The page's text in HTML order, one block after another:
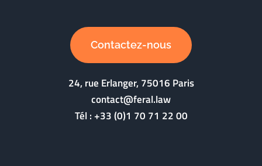
Contactez-nous
24, rue Erlanger, 75016 Paris
contact@feral.law
Tél :+33 (0)1 70 71 22 00